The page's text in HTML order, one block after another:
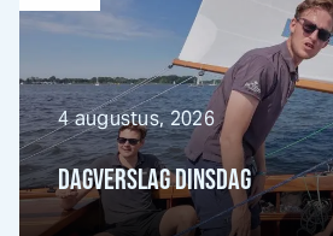
DAGVERSLAG DINSDAG
4 augustus, 2026